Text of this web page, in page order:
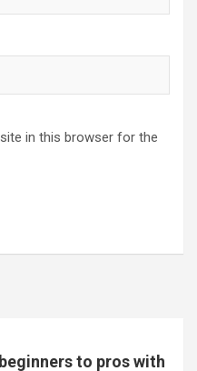
in this browser for the
to pros with